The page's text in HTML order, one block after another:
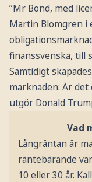
”Mr Bond, med
Martin Blomgren i
finanssvenska, till
Samtidigt
marknaden: Är
utgör Donald
Vad
Långräntan är
räntebärande
10 eller 30 år.